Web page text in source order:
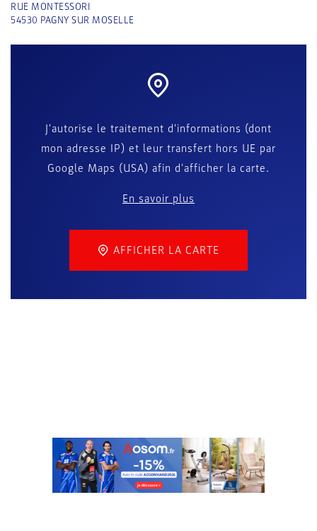
RUE MONTESSORI
54530 PAGNY SUR MOSELLE
J'autorise le traitement d'informations (dont
mon adresse IP) et leur transfert hors UE par
Google Maps (USA) afin d'afficher la carte.
En savoir plus
AFFICHER LA CARTE